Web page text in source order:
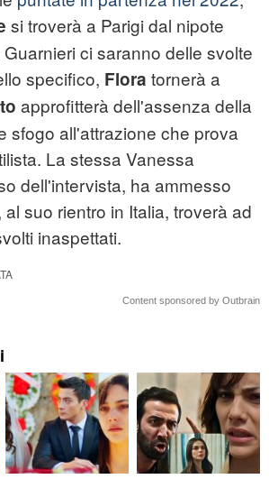
si troverà a Parigi dal nipote
ci saranno delle svolte
specifico, Flora tornerà a
approfitterà dell'assenza della
sfogo all'attrazione che prova
La stessa Vanessa
dell'intervista, ha ammesso
suo rientro in Italia, troverà ad
inaspettati.
Content sponsored by Outbrain